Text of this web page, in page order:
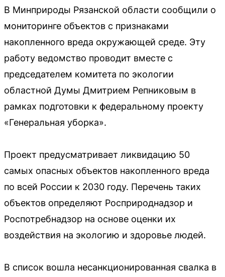
В Минприроды Рязанской области сообщили о
мониторинге объектов с признаками
накопленного вреда окружающей среде. Эту
работу ведомство проводит вместе с
председателем комитета по экологии
областной Думы Дмитрием Репниковым в
рамках подготовки к федеральному проекту
«Генеральная уборка».
Проект предусматривает ликвидацию 50
самых опасных объектов накопленного вреда
по всей России к 2030 году. Перечень таких
объектов определяют Росприроднадзор и
Роспотребнадзор на основе оценки их
воздействия на экологию и здоровье людей.
В список вошла несанкционированная свалка в